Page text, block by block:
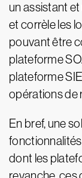
un assistant
et corrèle les
pouvant être
plateforme
plateforme
opérations de
En bref, une
dont les